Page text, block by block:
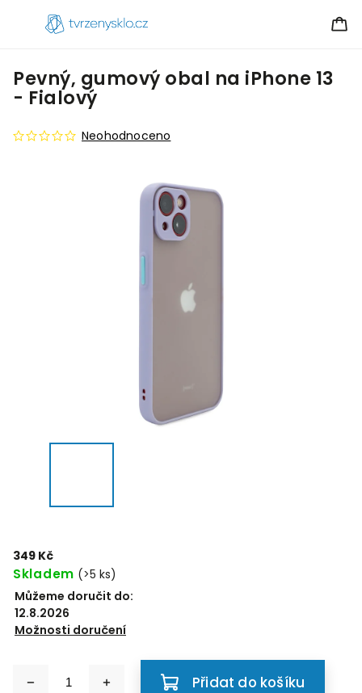
Pevný, gumový obal na iPhone 13
- Fialový
Neohodnoceno
349 Kč
Skladem (>5 ks)
Můžeme doručit do:
12.8.2026
Možnosti doručení
Přidat do košíku